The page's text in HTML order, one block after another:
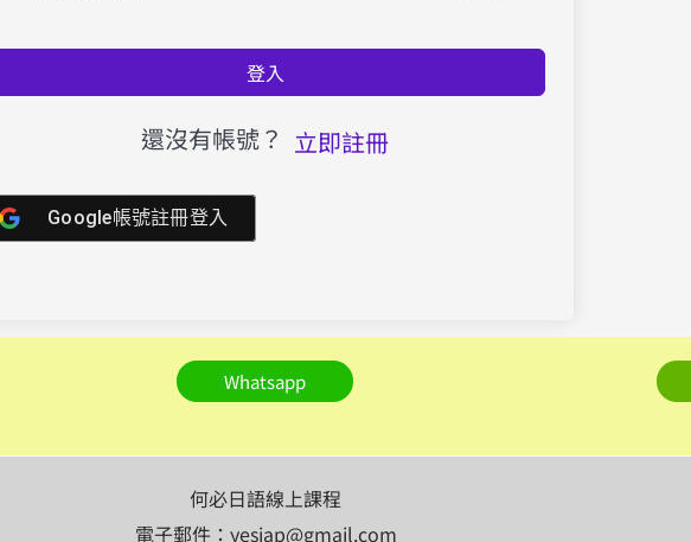
登入
還沒有帳號？ 立即註冊
Google帳號註冊登入
Whatsapp
何必日語線上課程
電子郵件：yesjap@gmail.com